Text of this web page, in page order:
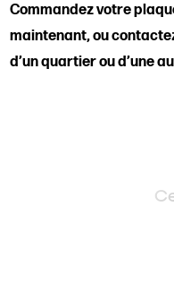
Commandez votre
maintenant, ou
d’un quartier ou d’une